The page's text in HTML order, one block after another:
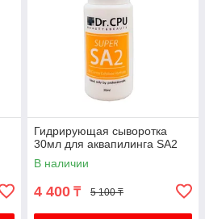
Гидрирующая сыворотка
30мл для аквапилинга SA2
В наличии
4 400 ₸ 5 100 ₸